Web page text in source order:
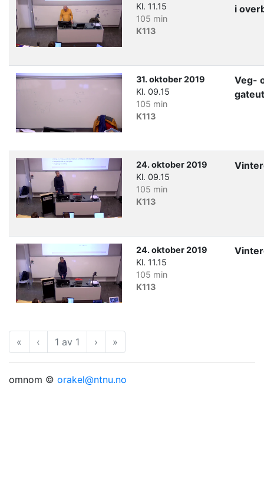
Kl. 11.15
105 min
K113
i
31. oktober 2019
Kl. 09.15
105 min
K113
Veg-
24. oktober 2019
Kl. 09.15
105 min
K113
24. oktober 2019
Kl. 11.15
105 min
K113
« Første
‹ Forrige
1 av 1 › Neste
»
omnom © orakel@ntnu.no